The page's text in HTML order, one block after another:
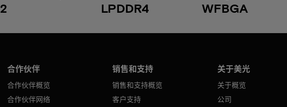
2 LPDDR4 WFBGA
合作伙伴
合作伙伴概览
合作伙伴网络
销售和支持
销售和支持概览
客户支持
关于美光
关于概览
公司